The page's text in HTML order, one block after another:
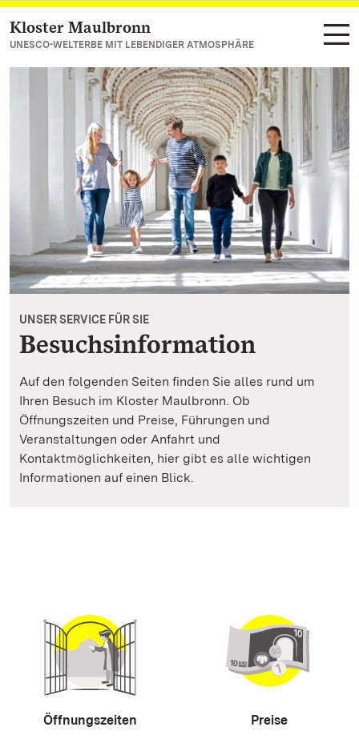
Zum Hauptinhalt springen
Kloster Maulbronn
UNESCO-WELTERBE MIT LEBENDIGER ATMOSPHÄRE
UNSER SERVICE FÜR SIE
Besuchsinformation
Auf den folgenden Seiten finden Sie alles rund um
Ihren Besuch im Kloster Maulbronn. Ob
Öffnungszeiten und Preise, Führungen und
Veranstaltungen oder Anfahrt und
Kontaktmöglichkeiten, hier gibt es alle wichtigen
Informationen auf einen Blick.
Öffnungszeiten Preise